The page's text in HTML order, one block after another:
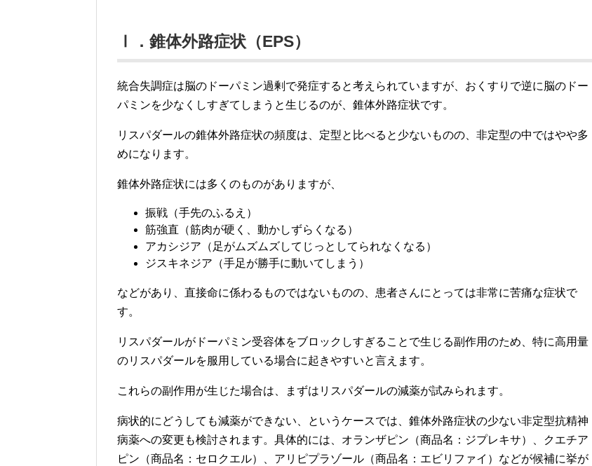
Ⅰ．錐体外路症状（EPS）
統合失調症は脳のドーパミン過剰で発症すると考えられていますが、おくすりで逆に脳のドー
パミンを少なくしすぎてしまうと生じるのが、錐体外路症状です。
リスパダールの錐体外路症状の頻度は、定型と比べると少ないものの、非定型の中ではやや多
めになります。
錐体外路症状には多くのものがありますが、
振戦（手先のふるえ）
筋強直（筋肉が硬く、動かしずらくなる）
アカシジア（足がムズムズしてじっとしてられなくなる）
ジスキネジア（手足が勝手に動いてしまう）
などがあり、直接命に係わるものではないものの、患者さんにとっては非常に苦痛な症状で
す。
リスパダールがドーパミン受容体をブロックしすぎることで生じる副作用のため、特に高用量
のリスパダールを服用している場合に起きやすいと言えます。
これらの副作用が生じた場合は、まずはリスパダールの減薬が試みられます。
病状的にどうしても減薬ができない、というケースでは、錐体外路症状の少ない非定型抗精神
病薬への変更も検討されます。具体的には、オランザピン（商品名：ジプレキサ）、クエチア
ピン（商品名：セロクエル）、アリピプラゾール（商品名：エビリファイ）などが候補に挙が